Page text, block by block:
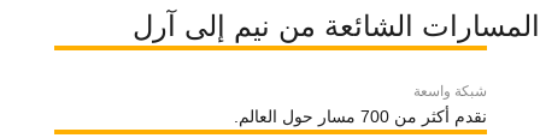
المسارات الشائعة من نيم إلى آرل
شبكة واسعة
نقدم أكثر من 700 مسار حول العالم.